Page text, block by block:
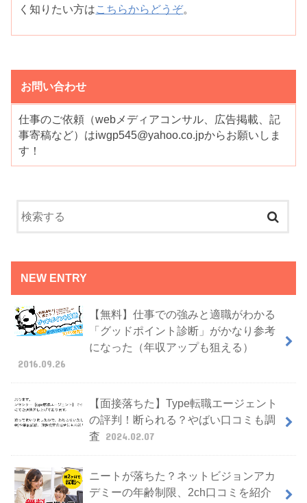
く知りたい方はこちらからどうぞ。
お問い合わせ
仕事のご依頼（webメディアコンサル、広告掲載、記
事寄稿など）はiwgp545@yahoo.co.jpからお願いしま
す！
NEW ENTRY
【無料】仕事での強みと適職がわかる
「グッドポイント診断」がかなり参考
になった（年収アップも狙える）
2016.09.26
【面接落ちた】Type転職エージェント
の評判！断られる？やばい口コミも調
査 2024.02.07
ニートが落ちた？ネットビジョンアカ
デミーの年齢制限、2ch口コミを紹介